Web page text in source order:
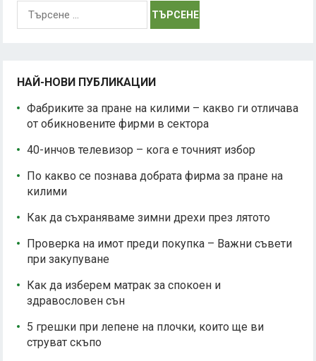
Търсене
НАЙ-НОВИ ПУБЛИКАЦИИ
Фабриките за пране на килими – какво ги отличава
от обикновените фирми в сектора
40-инчов телевизор – кога е точният избор
По какво се познава добрата фирма за пране на
килими
Как да съхраняваме зимни дрехи през лятото
Проверка на имот преди покупка – Важни съвети
при закупуване
Как да изберем матрак за спокоен и
здравословен сън
5 грешки при лепене на плочки, които ще ви
струват скъпо